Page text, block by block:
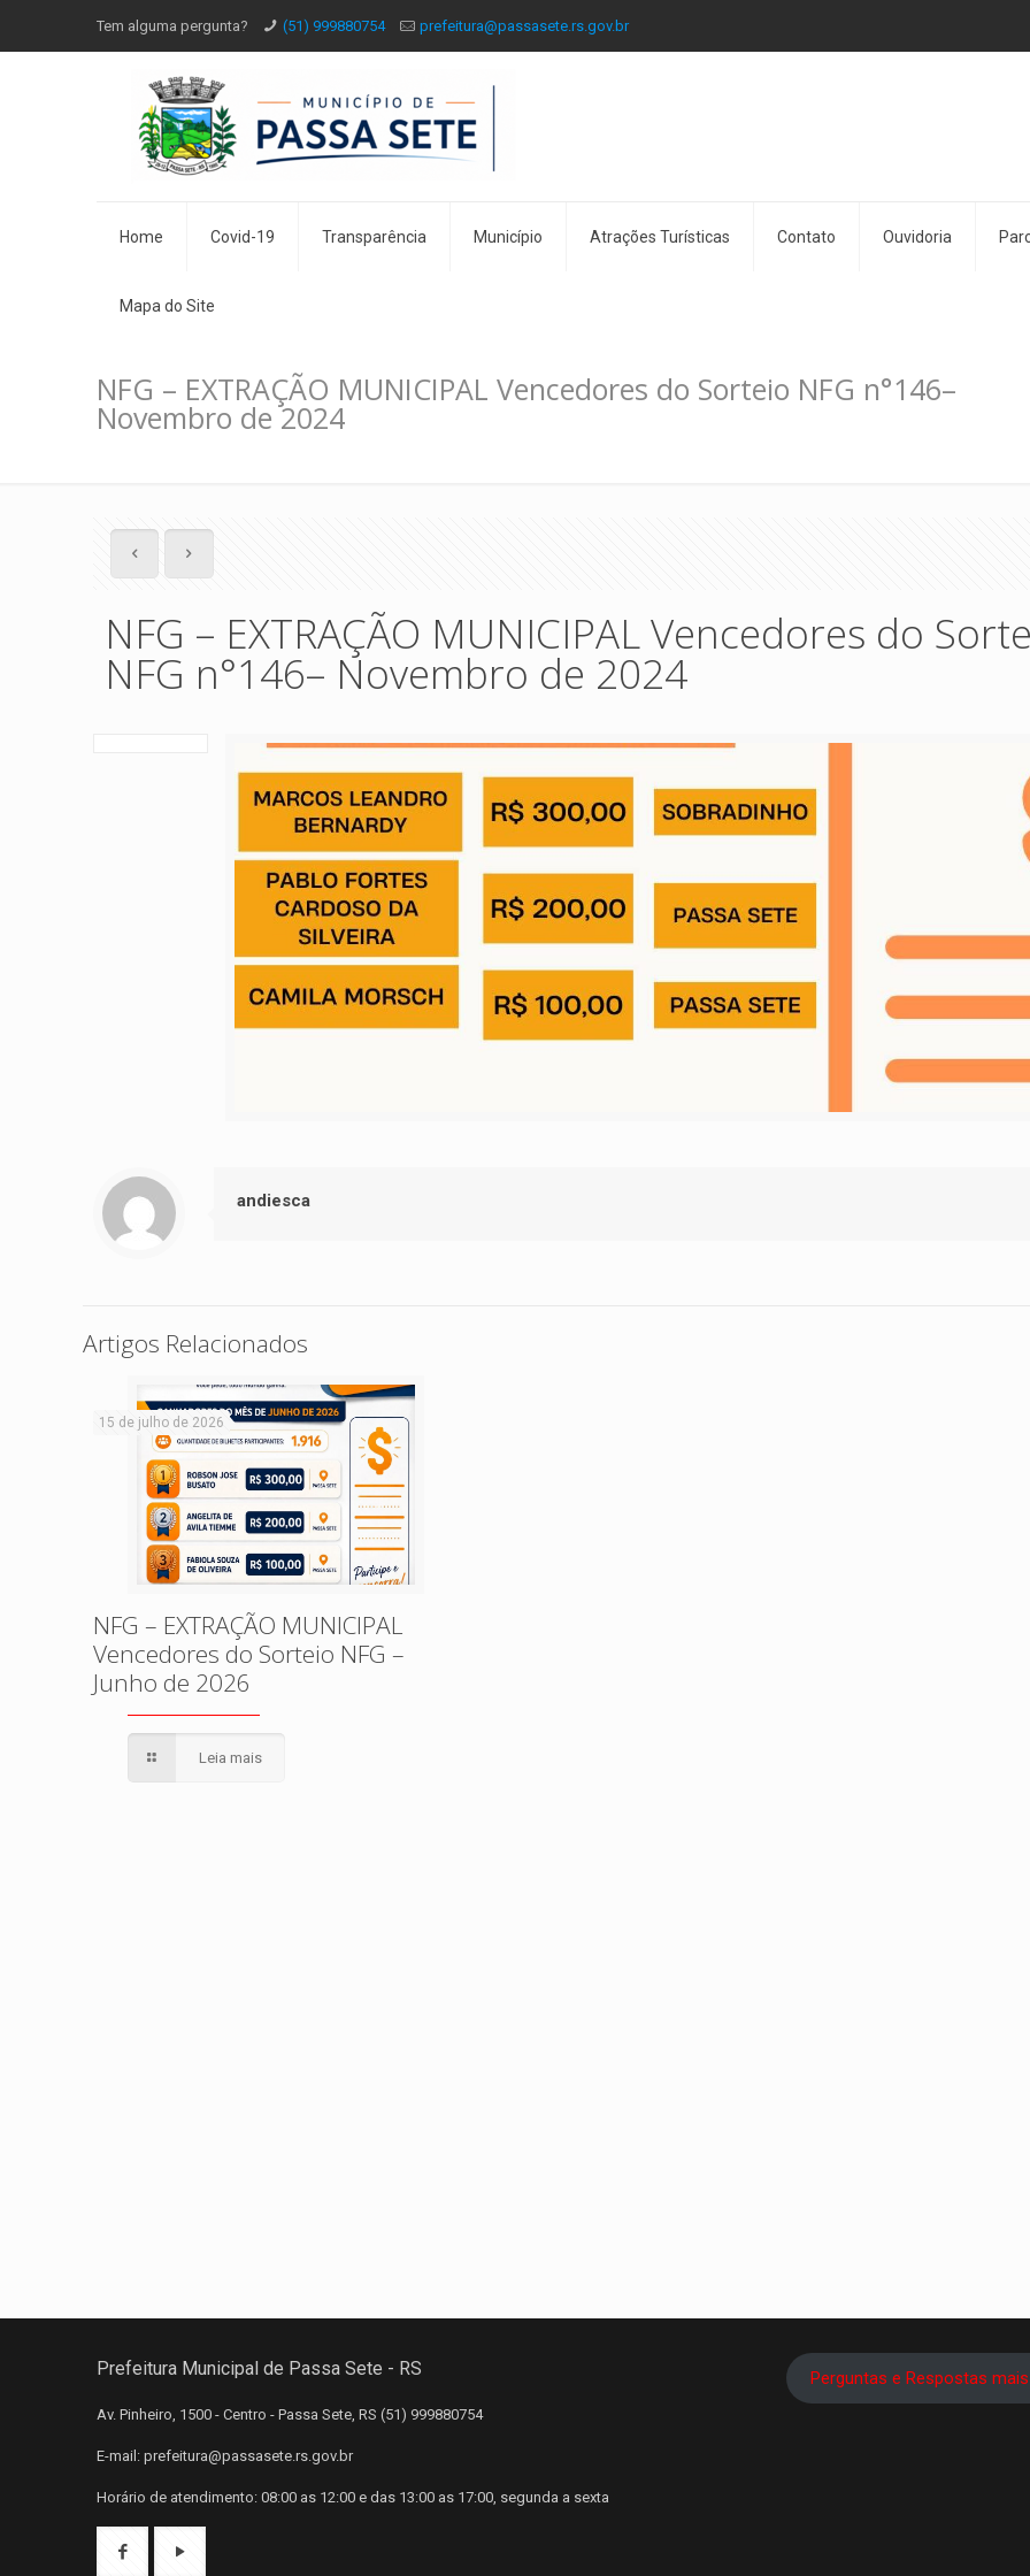
Tem alguma pergunta? (51) 999880754 prefeitura@passasete.rs.gov.br
Home Covid-19 Transparência Município Atrações Turísticas Contato Ouvidoria
Mapa do Site
NFG – EXTRAÇÃO MUNICIPAL Vencedores do Sorteio NFG n°146–
Novembro de 2024
NFG – EXTRAÇÃO MUNICIPAL Vencedores do
NFG n°146– Novembro de 2024
andiesca
Artigos Relacionados
15 de julho de 2026
NFG – EXTRAÇÃO MUNICIPAL
Vencedores do Sorteio NFG –
Junho de 2026
Leia mais
Prefeitura Municipal de Passa Sete - RS
Av. Pinheiro, 1500 - Centro - Passa Sete, RS (51) 999880754
E-mail: prefeitura@passasete.rs.gov.br
Horário de atendimento: 08:00 as 12:00 e das 13:00 as 17:00, segunda a sexta
Perguntas e Respostas